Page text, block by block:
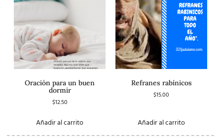
Oración para un buen
dormir
$12.50
Añadir al carrito
Refranes rabínicos
$15.00
Añadir al carrito